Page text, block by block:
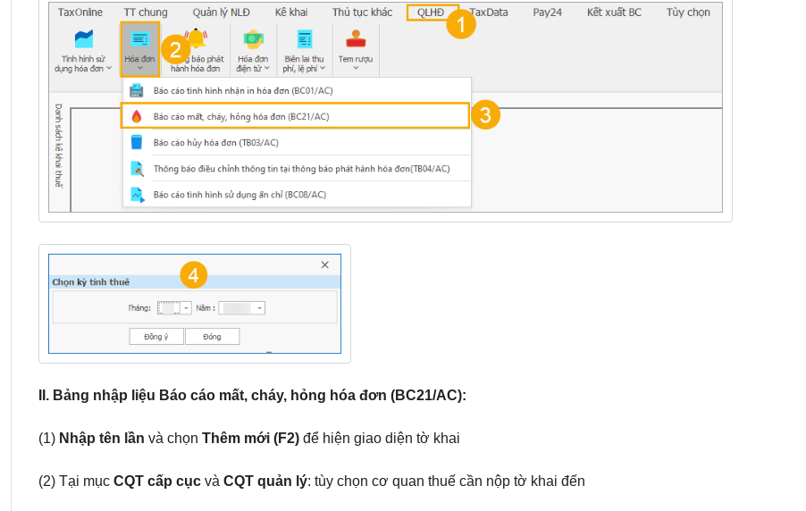
II. Bảng nhập liệu Báo cáo mất, cháy, hỏng hóa đơn (BC21/AC):
(1) Nhập tên lần và chọnThêm mới (F2) để hiện giao diện tờ khai
(2) Tại mụcCQT cấp cục vàCQT quản lý: tùy chọn cơ quan thuế cần nộp tờ khai đến